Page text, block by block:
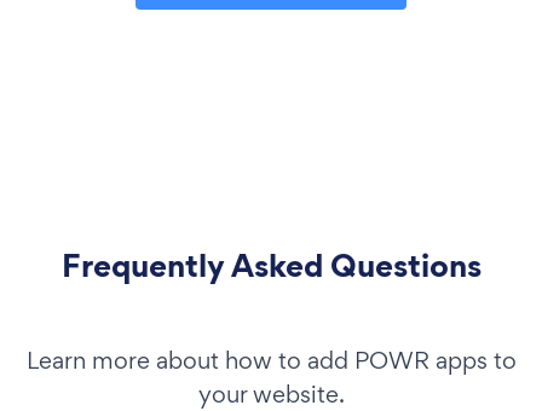
Frequently Asked Questions
Learn more about how to add POWR apps to
your website.